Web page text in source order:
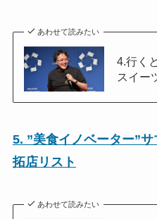
あわせて読みたい
4.行く
スイー
5. ”美食イノベーター”
拓店リスト
あわせて読みたい